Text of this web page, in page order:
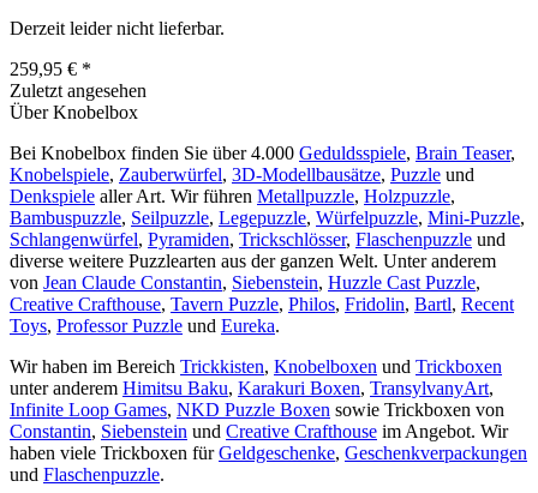
Derzeit leider nicht lieferbar.
259,95 € *
Zuletzt angesehen
Über Knobelbox
Bei Knobelbox finden Sie über 4.000 Geduldsspiele, Brain Teaser,
Knobelspiele, Zauberwürfel, 3D-Modellbausätze, Puzzle und
Denkspiele aller Art. Wir führen Metallpuzzle, Holzpuzzle,
Bambuspuzzle, Seilpuzzle, Legepuzzle, Würfelpuzzle, Mini-Puzzle,
Schlangenwürfel, Pyramiden, Trickschlösser, Flaschenpuzzle und
diverse weitere Puzzlearten aus der ganzen Welt. Unter anderem
von Jean Claude Constantin, Siebenstein, Huzzle Cast Puzzle,
Creative Crafthouse, Tavern Puzzle, Philos, Fridolin, Bartl, Recent
Toys, Professor Puzzle und Eureka.
Wir haben im Bereich Trickkisten, Knobelboxen und Trickboxen
unter anderem Himitsu Baku, Karakuri Boxen, TransylvanyArt,
Infinite Loop Games, NKD Puzzle Boxen sowie Trickboxen von
Constantin, Siebenstein und Creative Crafthouse im Angebot. Wir
haben viele Trickboxen fürGeldgeschenke, Geschenkverpackungen
und Flaschenpuzzle.